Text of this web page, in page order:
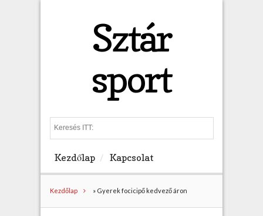
Sztár
sport
e
h
Kezdőlap Kapcsolat
Kezdőlap » Gyerek focicipő kedvező áron